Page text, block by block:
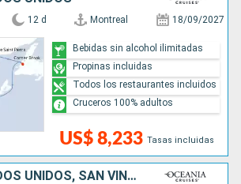
12 d Montreal 18/09/2027
US$ 8,233 Tasas incluidas
Bebidas sin alcohol ilimitadas
Propinas incluidas
Todos los restaurantes incluidos
Cruceros 100% adultos
CANADÁ, ESTADOS UNIDOS, SAN VINCENT Y LAS GRANADINAS, ANTIGUA Y BARBUDA, ARUBA, JAMAICA, ISLAS CAIMÁN